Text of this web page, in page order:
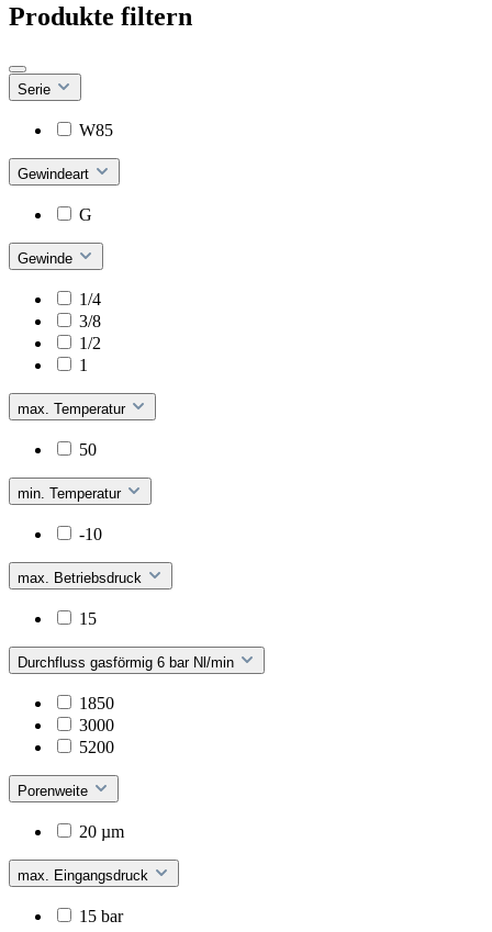
Produkte filtern
Serie
W85
Gewindeart
G
Gewinde
1/4
3/8
1/2
1
max. Temperatur
50
min. Temperatur
-10
max. Betriebsdruck
15
Durchfluss gasförmig 6 bar Nl/min
1850
3000
5200
Porenweite
20 µm
max. Eingangsdruck
15 bar